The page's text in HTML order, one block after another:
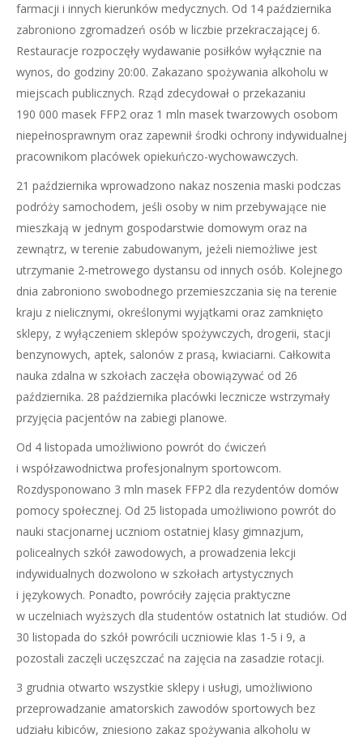
farmacji i innych kierunków medycznych. Od 14 października
zabroniono zgromadzeń osób w liczbie przekraczającej 6.
Restauracje rozpoczęły wydawanie posiłków wyłącznie na
wynos, do godziny 20:00. Zakazano spożywania alkoholu w
miejscach publicznych. Rząd zdecydował o przekazaniu
190 000 masek FFP2 oraz 1 mln masek twarzowych osobom
niepełnosprawnym oraz zapewnił środki ochrony indywidualnej
pracownikom placówek opiekuńczo-wychowawczych.
21 października wprowadzono nakaz noszenia maski podczas
podróży samochodem, jeśli osoby w nim przebywające nie
mieszkają w jednym gospodarstwie domowym oraz na
zewnątrz, w terenie zabudowanym, jeżeli niemożliwe jest
utrzymanie 2-metrowego dystansu od innych osób. Kolejnego
dnia zabroniono swobodnego przemieszczania się na terenie
kraju z nielicznymi, określonymi wyjątkami oraz zamknięto
sklepy, z wyłączeniem sklepów spożywczych, drogerii, stacji
benzynowych, aptek, salonów z prasą, kwiaciarni. Całkowita
nauka zdalna w szkołach zaczęła obowiązywać od 26
października. 28 października placówki lecznicze wstrzymały
przyjęcia pacjentów na zabiegi planowe.
Od 4 listopada umożliwiono powrót do ćwiczeń
i współzawodnictwa profesjonalnym sportowcom.
Rozdysponowano 3 mln masek FFP2 dla rezydentów domów
pomocy społecznej. Od 25 listopada umożliwiono powrót do
nauki stacjonarnej uczniom ostatniej klasy gimnazjum,
policealnych szkół zawodowych, a prowadzenia lekcji
indywidualnych dozwolono w szkołach artystycznych
i językowych. Ponadto, powróciły zajęcia praktyczne
w uczelniach wyższych dla studentów ostatnich lat studiów. Od
30 listopada do szkół powrócili uczniowie klas 1-5 i 9, a
pozostali zaczęli uczęszczać na zajęcia na zasadzie rotacji.
3 grudnia otwarto wszystkie sklepy i usługi, umożliwiono
przeprowadzanie amatorskich zawodów sportowych bez
udziału kibiców, zniesiono zakaz spożywania alkoholu w